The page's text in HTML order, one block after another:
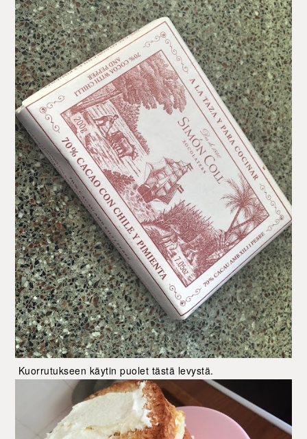
Kuorrutukseen käytin puolet tästä levystä.